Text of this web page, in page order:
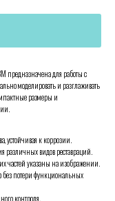
предназначена для работы с
моделировать и разглаживать
размеры и
устойчивая к коррозии.
различных видов реставраций.
частей указаны на изображении.
без потери функциональных
контроля.